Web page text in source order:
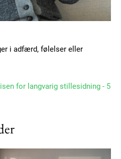
i adfærd, følelser eller
for langvarig stillesidning - 5